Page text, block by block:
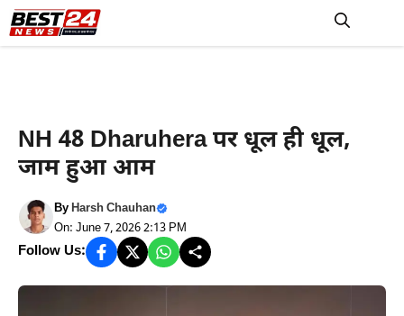
Skip
to
NH 48 Dharuhera पर धूल ही धूल,
जाम हुआ आम
ByHarsh Chauhan
On: June 7, 2026 2:13 PM
Follow Us: